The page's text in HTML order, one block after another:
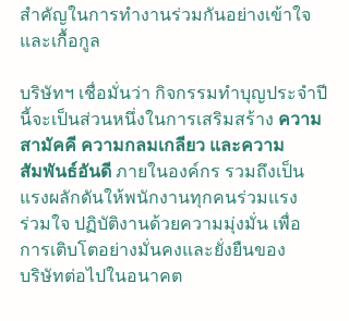
สำคัญในการทำงานร่วมกันอย่างเข้าใจ
และเกื้อกูล
บริษัทฯ เชื่อมั่นว่า กิจกรรมทำบุญประจำปี
นี้จะเป็นส่วนหนึ่งในการเสริมสร้าง ความ
สามัคคี ความกลมเกลียว และความ
สัมพันธ์อันดี ภายในองค์กร รวมถึงเป็น
แรงผลักดันให้พนักงานทุกคนร่วมแรง
ร่วมใจ ปฏิบัติงานด้วยความมุ่งมั่น เพื่อ
การเติบโตอย่างมั่นคงและยั่งยืนของ
บริษัทต่อไปในอนาคต